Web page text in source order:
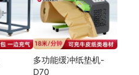
多功能缓冲纸垫机-
D70